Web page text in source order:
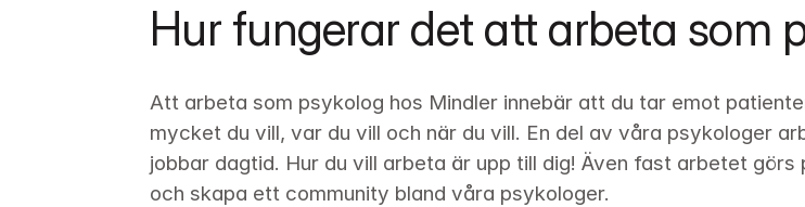
Hur fungerar det att arbeta som
Att arbeta som psykolog hos Mindler innebär att du tar emot
mycket du vill, var du vill och när du vill. En del av våra psykologer
jobbar dagtid. Hur du vill arbeta är upp till dig! Även fast arbetet
och skapa ett community bland våra psykologer.